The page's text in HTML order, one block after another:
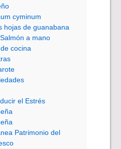
cyminum
hojas de guanabana
a mano
cocina
el Estrés
Patrimonio del